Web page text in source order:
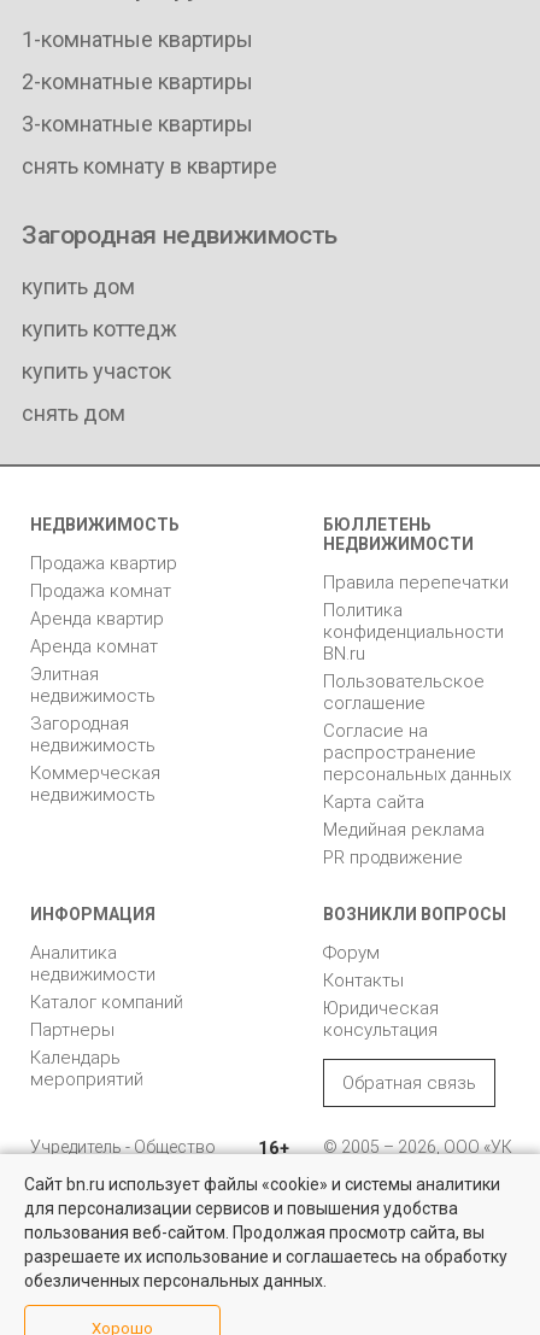
1-комнатные квартиры
2-комнатные квартиры
3-комнатные квартиры
снять комнату в квартире
Загородная недвижимость
купить дом
купить коттедж
купить участок
снять дом
НЕДВИЖИМОСТЬ
Продажа квартир
Продажа комнат
Аренда квартир
Аренда комнат
Элитная
недвижимость
Загородная
недвижимость
Коммерческая
недвижимость
БЮЛЛЕТЕНЬ
НЕДВИЖИМОСТИ
Правила перепечатки
Политика
конфиденциальности
BN.ru
Пользовательское
соглашение
Согласие на
распространение
персональных данных
Карта сайта
Медийная реклама
PR продвижение
ИНФОРМАЦИЯ
Аналитика
недвижимости
Каталог компаний
Партнеры
Календарь
мероприятий
ВОЗНИКЛИ ВОПРОСЫ
Форум
Контакты
Юридическая
консультация
Обратная связь
Учредитель - Общество
ответственностью
"Управляющая
компания "Бюллетень
недвижимости"
16+
© 2005 – 2026, ООО «УК
196105, Санкт-
Петербург, пр. Юрия
Гагарина, 1
8 (812) 331-93-56
reklama@bn.ru
Сайт bn.ru использует файлы «cookie» и системы аналитики
для персонализации сервисов и повышения удобства
пользования веб-сайтом. Продолжая просмотр сайта, вы
разрешаете их использование и соглашаетесь на обработку
обезличенных персональных данных.
Хорошо